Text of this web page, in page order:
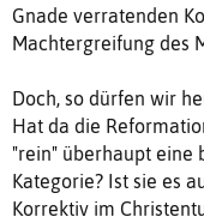
Gnade verratenden
Machtergreifung des
Doch, so dürfen wir
Hat da die
"rein" überhaupt eine
Kategorie? Ist sie es
Korrektiv im